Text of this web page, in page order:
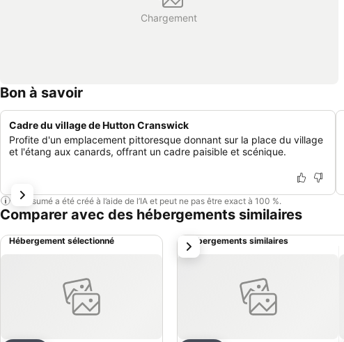
Chargement
Bon à savoir
Cadre du village de Hutton Cranswick
Profite d'un emplacement pittoresque donnant sur la place du village
et l'étang aux canards, offrant un cadre paisible et scénique.
Ce résumé a été créé à l’aide de l’IA et peut ne pas être exact à 100 %.
Comparer avec des hébergements similaires
Hébergement sélectionné Hébergements similaires
suivant